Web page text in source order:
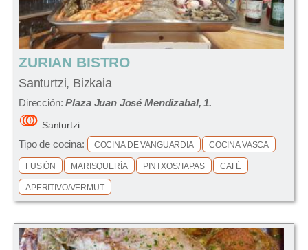
ZURIAN BISTRO
Santurtzi, Bizkaia
Dirección:Plaza Juan José Mendizabal, 1.
Santurtzi
Tipo de cocina:
COCINA DE VANGUARDIA COCINA VASCA
FUSIÓN MARISQUERÍA PINTXOS/TAPAS CAFÉ
APERITIVO/VERMUT